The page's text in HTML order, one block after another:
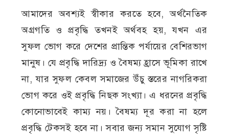
আমাদের অবশ্যই স্বীকার করতে হবে, অর্থনৈতিক
অগ্রগতি ও প্রবৃদ্ধি তখনই অর্থবহ হয়, যখন এর
সুফল ভোগ করে দেশের প্রান্তিক পর্যায়ের বেশিরভাগ
মানুষ। যে প্রবৃদ্ধি দারিদ্র্য ও বৈষম্য হ্রাসে ভূমিকা রাখে
না, যার সুফল কেবল সমাজের উঁচু স্তরের নাগরিকরা
ভোগ করে ওই প্রবৃদ্ধি নিছক সংখ্যা। এ ধরনের প্রবৃদ্ধি
কোনোভাবেই কাম্য নয়। বৈষম্য দূর করা না হলে
প্রবৃদ্ধি টেকসই হবে না। সবার জন্য সমান সুযোগ সৃষ্টি